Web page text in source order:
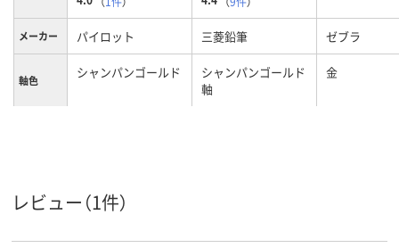
メーカー パイロット 三菱鉛筆 ゼブラ
軸色 シャンパンゴールド
シャンパンゴールド
軸
金
インク種
類
アクロインキ
黒・赤・青・緑 黒・赤・青・緑 黒・青・赤・緑
レビュー（1件）